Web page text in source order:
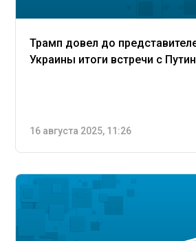
Трамп довел до
Украины итоги встречи с
16 августа 2025, 11:26